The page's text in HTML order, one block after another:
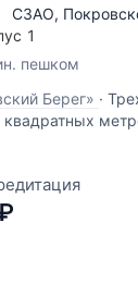
СЗАО,
1
пешком
Берег» ·
на